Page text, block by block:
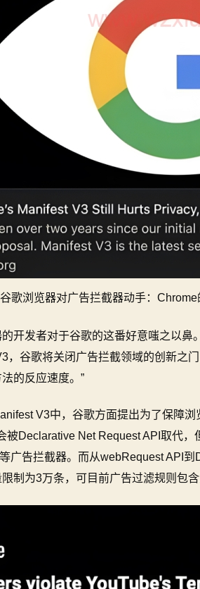
谷歌浏览器对广告拦截器动手：Chrome
开发者对于谷歌的这番好意嗤之以
，谷歌将关闭广告拦截领域的创新之
的反应速度。”
V3中，谷歌方面提出为了保障
被Declarative Net Request API取代
广告拦截器。而从webRequest API
制为3万条，可目前广告过滤规则包